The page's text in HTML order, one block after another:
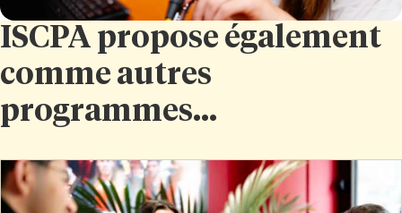
ISCPA propose également
comme autres
programmes...